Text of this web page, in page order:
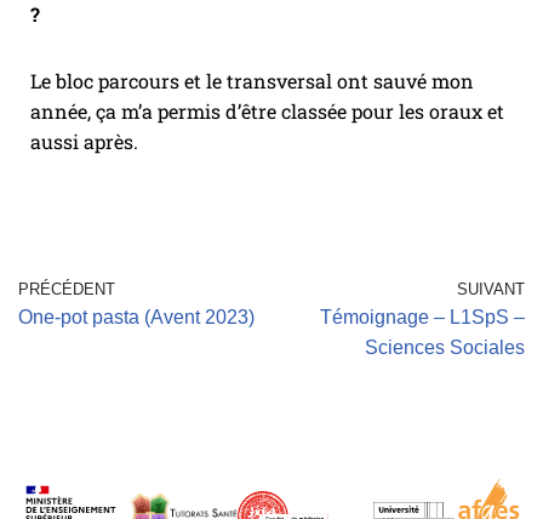
?
Le bloc parcours et le transversal ont sauvé mon
année, ça m’a permis d’être classée pour les oraux et
aussi après.
PRÉCÉDENT
One-pot pasta (Avent 2023)
SUIVANT
Témoignage – L1SpS –
Sciences Sociales